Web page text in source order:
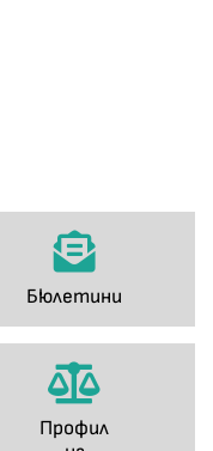
Бюлетини
Профил